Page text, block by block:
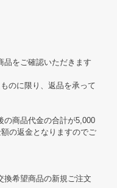
品をご確認いただきます
のに限り、返品を承って
の商品代金の合計が5,000
の返金となりますのでご
換希望商品の新規ご注文